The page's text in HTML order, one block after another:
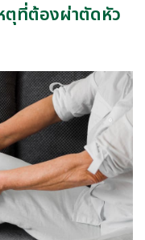
ตุที่ต้องผ่าตัดหัว